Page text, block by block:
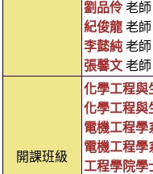
劉品伶老師
紀俊龍老師
李懿純老師
張馨文老師
開課班級
化學工程與
化學工程與
電機工程學
電機工程學
工程學院學